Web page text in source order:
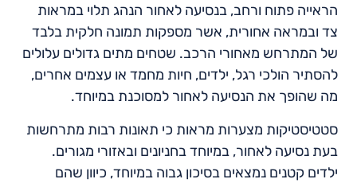
הראייה פתוח ורחב, בנסיעה לאחור הנהג תלוי במראות
צד ובמראה אחורית, אשר מספקות תמונה חלקית בלבד
של המתרחש מאחורי הרכב. שטחים מתים גדולים עלולים
להסתיר הולכי רגל, ילדים, חיות מחמד או עצמים אחרים,
מה שהופך את הנסיעה לאחור למסוכנת במיוחד.
סטטיסטיקות מצערות מראות כי תאונות רבות מתרחשות
בעת נסיעה לאחור, במיוחד בחניונים ובאזורי מגורים.
ילדים קטנים נמצאים בסיכון גבוה במיוחד, כיוון שהם